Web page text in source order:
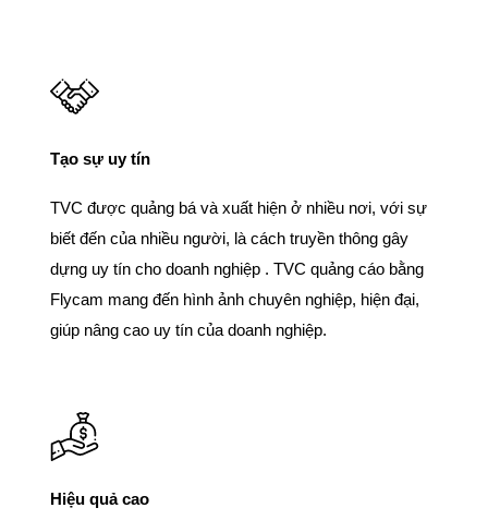
Tạo sự uy tín
TVC được quảng bá và xuất hiện ở nhiều nơi, với sự
biết đến của nhiều người, là cách truyền thông gây
dựng uy tín cho doanh nghiệp . TVC quảng cáo bằng
Flycam mang đến hình ảnh chuyên nghiệp, hiện đại,
giúp nâng cao uy tín của doanh nghiệp.
Hiệu quả cao